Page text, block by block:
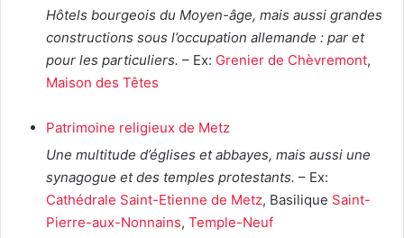
Hôtels bourgeois du Moyen-âge, mais aussi grandes
constructions sous l’occupation allemande : par et
pour les particuliers. – Ex: Grenier de Chèvremont,
Maison des Têtes
Patrimoine religieux de Metz
Une multitude d’églises et abbayes, mais aussi une
synagogue et des temples protestants. – Ex:
Cathédrale Saint-Etienne de Metz, Basilique Saint-
Pierre-aux-Nonnains, Temple-Neuf